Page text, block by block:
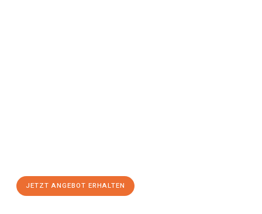
JETZT ANGEBOT ERHALTEN